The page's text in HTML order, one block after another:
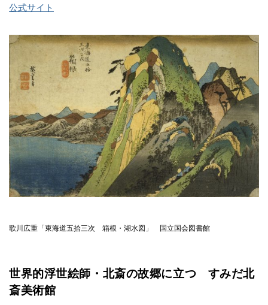
公式サイト
歌川広重「東海道五拾三次 箱根・湖水図」 国立国会図書館
世界的浮世絵師・北斎の故郷に立つ すみだ北
斎美術館